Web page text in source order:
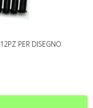
PER DISEGNO